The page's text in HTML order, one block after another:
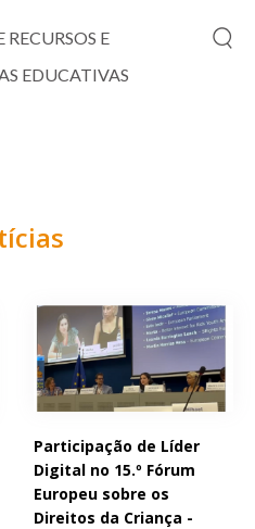
RECURSOS E
EDUCATIVAS
Participação de Líder
Digital no 15.º Fórum
Europeu sobre os
Direitos da Criança -